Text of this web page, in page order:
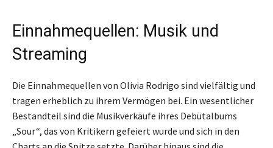
Einnahmequellen: Musik und
Streaming
Die Einnahmequellen von Olivia Rodrigo sind vielfältig und
tragen erheblich zu ihrem Vermögen bei. Ein wesentlicher
Bestandteil sind die Musikverkäufe ihres Debütalbums
„Sour“, das von Kritikern gefeiert wurde und sich in den